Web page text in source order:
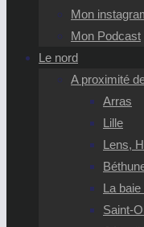
Mon
Mon Podcast
Le nord
A proximité
Arras
Lille
Lens,
La
Saint-